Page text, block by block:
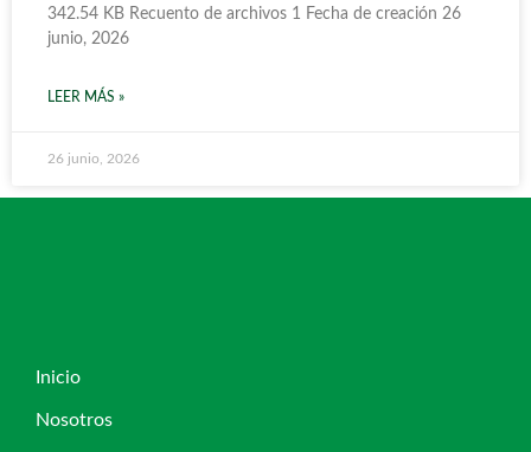
342.54 KB Recuento de archivos 1 Fecha de creación 26
junio, 2026
LEER MÁS »
26 junio, 2026
Inicio
Nosotros